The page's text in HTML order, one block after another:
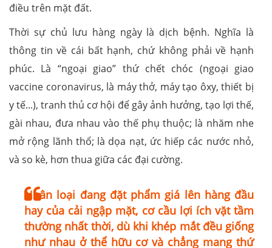
điều trên mặt đất.
Thời sự chủ lưu hàng ngày là dịch bệnh. Nghĩa là
thông tin về cái bất hạnh, chứ không phải về hạnh
phúc. Là “ngoại giao” thứ chết chóc (ngoại giao
vaccine coronavirus, là máy thở, máy tạo ôxy, thiết bị
y tế...), tranh thủ cơ hội để gây ảnh hưởng, tạo lợi thế,
gài nhau, đưa nhau vào thế phụ thuộc; là nhăm nhe
mở rộng lãnh thổ; là dọa nạt, ức hiếp các nước nhỏ,
và so kè, hơn thua giữa các đại cường.
Nhân loại đang đặt phẩm giá lên hàng đầu
hay của cải ngập mặt, cơ cầu lợi ích vặt tầm
thường nhất thời, dù khi khép mắt đều giống
như nhau ở thể hữu cơ và chẳng mang thứ